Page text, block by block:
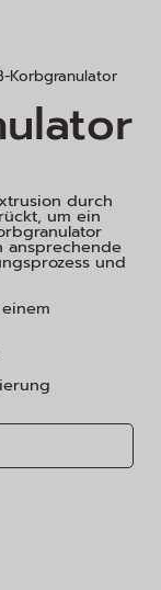
Korbgranulator
durch
um ein
ansprechende
und